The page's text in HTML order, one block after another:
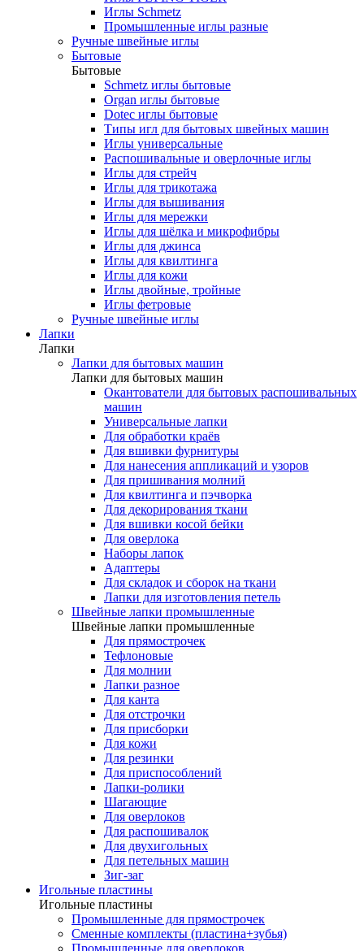
Иглы Schmetz
Промышленные иглы разные
Ручные швейные иглы
Бытовые
Бытовые
Schmetz иглы бытовые
Organ иглы бытовые
Dotec иглы бытовые
Типы игл для бытовых швейных машин
Иглы универсальные
Распошивальные и оверлочные иглы
Иглы для стрейч
Иглы для трикотажа
Иглы для вышивания
Иглы для мережки
Иглы для шёлка и микрофибры
Иглы для джинса
Иглы для квилтинга
Иглы для кожи
Иглы двойные, тройные
Иглы фетровые
Ручные швейные иглы
Лапки
Лапки
Лапки для бытовых машин
Лапки для бытовых машин
Окантователи для бытовых распошивальных
машин
Универсальные лапки
Для обработки краёв
Для вшивки фурнитуры
Для нанесения аппликаций и узоров
Для пришивания молний
Для квилтинга и пэчворка
Для декорирования ткани
Для вшивки косой бейки
Для оверлока
Наборы лапок
Адаптеры
Для складок и сборок на ткани
Лапки для изготовления петель
Швейные лапки промышленные
Швейные лапки промышленные
Для прямострочек
Тефлоновые
Для молнии
Лапки разное
Для канта
Для отстрочки
Для присборки
Для кожи
Для резинки
Для приспособлений
Лапки-ролики
Шагающие
Для оверлоков
Для распошивалок
Для двухигольных
Для петельных машин
Зиг-заг
Игольные пластины
Игольные пластины
Промышленные для прямострочек
Сменные комплекты (пластина+зубья)
Промышленные для оверлоков